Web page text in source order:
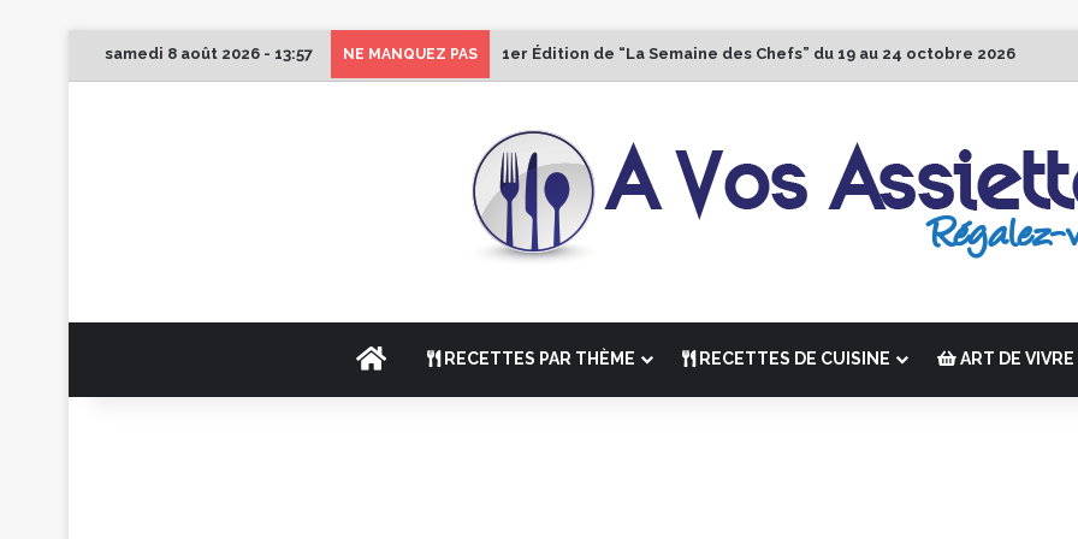
samedi 8 août 2026 - 13:57 NE MANQUEZ PAS 1er Édition de “La Semaine des Chefs” du 19 au 24 octobre 2026
ACCUEILRECETTES PAR THÈME RECETTES DE CUISINE ART DE VIVRE